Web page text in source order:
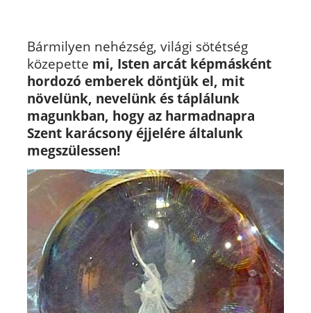
Bármilyen nehézség, világi sötétség
közepette mi, Isten arcát képmásként
hordozó emberek döntjük el, mit
növelünk, nevelünk és táplálunk
magunkban, hogy az harmadnapra
Szent karácsony éjjelére általunk
megszülessen!